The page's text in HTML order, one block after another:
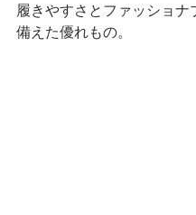
履きやすさとファッショナ
備えた優れもの。